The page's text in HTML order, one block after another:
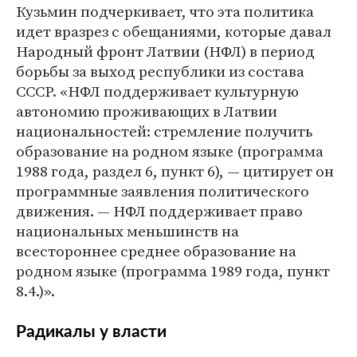
Кузьмин подчеркивает, что эта политика
идет вразрез с обещаниями, которые давал
Народный фронт Латвии (НФЛ) в период
борьбы за выход республики из состава
СССР. «НФЛ поддерживает культурную
автономию проживающих в Латвии
национальностей: стремление получить
образование на родном языке (программа
1988 года, раздел 6, пункт 6), — цитирует он
программные заявления политического
движения. — НФЛ поддерживает право
национальных меньшинств на
всестороннее среднее образование на
родном языке (программа 1989 года, пункт
8.4.)».
Радикалы у власти